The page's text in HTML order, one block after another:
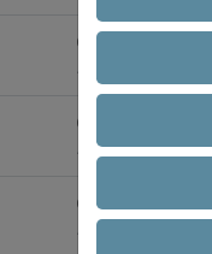
0
utilisateurs
récompensés
0
récompensés
0
utilisateurs
récompensés